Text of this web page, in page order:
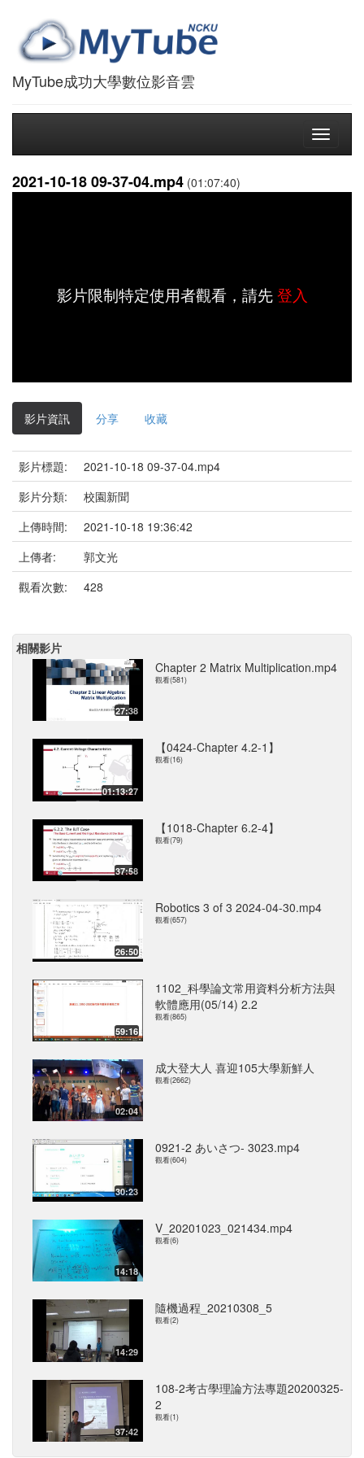
MyTube成功大學數位影音雲
Toggle
2021-10-18 09-37-04.mp4 (01:07:40)
影片限制特定使用者觀看，請先登入
影片資訊 分享 收藏
影片標題:
2021-10-18 09-37-04.mp4
影片分類:
校園新聞
上傳時間:
2021-10-18 19:36:42
上傳者:
郭文光
觀看次數:
428
相關影片
27:38
Chapter 2 Matrix Multiplication.mp4
觀看(581)
01:13:27
【0424-Chapter 4.2-1】
觀看(16)
37:58
【1018-Chapter 6.2-4】
觀看(79)
26:50
Robotics 3 of 3 2024-04-30.mp4
觀看(657)
59:16
1102_科學論文常用資料分析方法與
軟體應用(05/14) 2.2
觀看(865)
02:04
成大登大人 喜迎105大學新鮮人
觀看(2662)
30:23
0921-2 あいさつ- 3023.mp4
觀看(604)
14:18
V_20201023_021434.mp4
觀看(6)
14:29
隨機過程_20210308_5
觀看(2)
37:42
108-2考古學理論方法專題20200325-
2
觀看(1)